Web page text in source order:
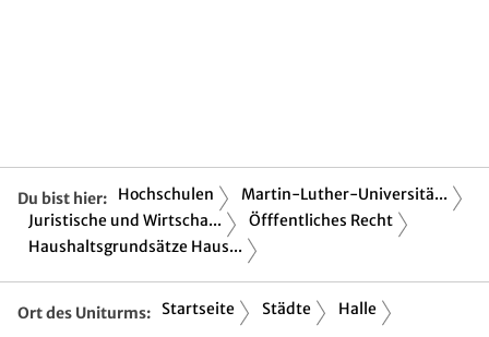
Du bist hier: Hochschulen
Martin-Luther-Universitä...
Juristische und Wirtscha...
Öfffentliches Recht
Haushaltsgrundsätze Haus...
Ort des Uniturms: Startseite Städte Halle